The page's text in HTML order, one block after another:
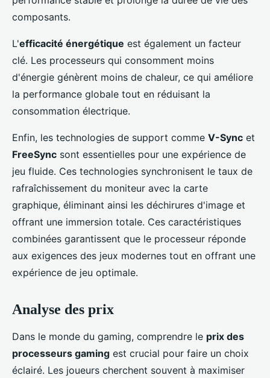
composants.
L'efficacité énergétique est également un facteur
clé. Les processeurs qui consomment moins
d'énergie génèrent moins de chaleur, ce qui améliore
la performance globale tout en réduisant la
consommation électrique.
Enfin, les technologies de support comme V-Sync et
FreeSync sont essentielles pour une expérience de
jeu fluide. Ces technologies synchronisent le taux de
rafraîchissement du moniteur avec la carte
graphique, éliminant ainsi les déchirures d'image et
offrant une immersion totale. Ces caractéristiques
combinées garantissent que le processeur réponde
aux exigences des jeux modernes tout en offrant une
expérience de jeu optimale.
Analyse des prix
Dans le monde du gaming, comprendre le prix des
processeurs gaming est crucial pour faire un choix
éclairé. Les joueurs cherchent souvent à maximiser